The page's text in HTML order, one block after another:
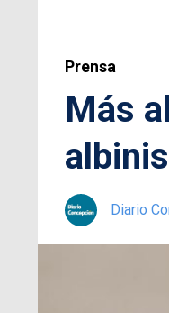
Prensa
Más
Diario